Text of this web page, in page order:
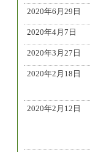
2020年6月29日
2020年4月7日
2020年3月27日
2020年2月18日
2020年2月12日